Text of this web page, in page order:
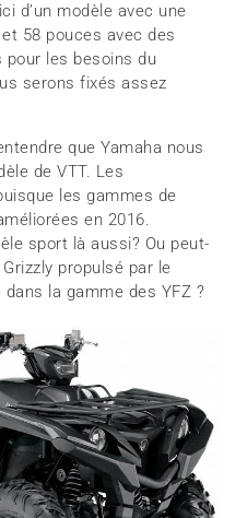
d’un modèle avec une
58 pouces avec des
les besoins du
serons fixés assez
que Yamaha nous
de VTT. Les
les gammes de
en 2016.
sport là aussi? Ou peut-
propulsé par le
dans la gamme des YFZ ?